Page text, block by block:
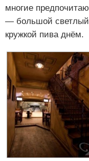
многие
— большой светлый
кружкой пива днём.